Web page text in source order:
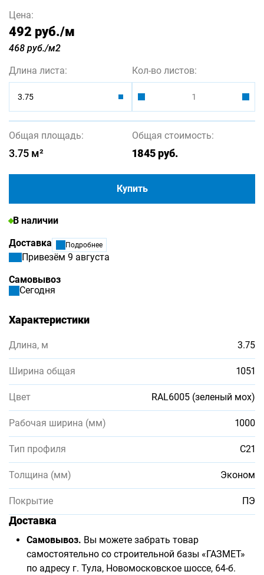
Цена:
492 руб./м
468 руб./м2
Длина листа:
3.75
Кол-во листов:
Общая площадь:
3.75 м²
Общая стоимость:
1845руб.
Купить
В наличии
Доставка
Подробнее
Привезём 9 августа
Самовывоз
Сегодня
Характеристики
Длина, м 3.75
Ширина общая 1051
Цвет RAL6005 (зеленый мох)
Рабочая ширина (мм) 1000
Тип профиля С21
Толщина (мм) Эконом
Покрытие ПЭ
Доставка
Самовывоз. Вы можете забрать товар
самостоятельно со строительной базы «ГАЗМЕТ»
по адресу г. Тула, Новомосковское шоссе, 64-б.